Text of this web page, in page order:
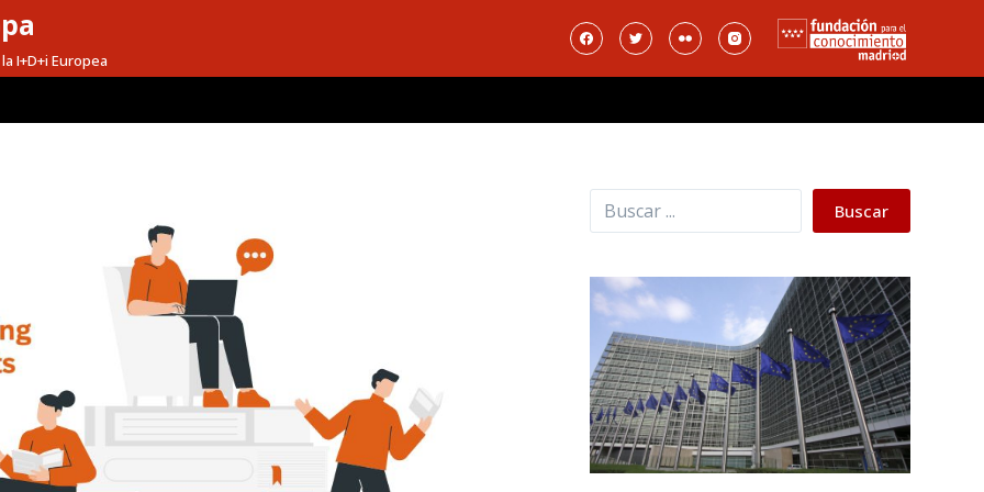
I+D+i Europea
Buscar Buscar